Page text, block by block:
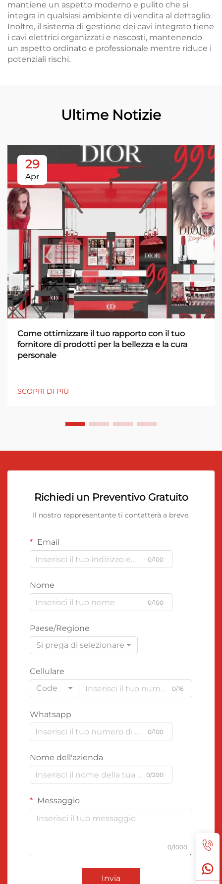
mantiene un aspetto moderno e pulito che si
integra in qualsiasi ambiente di vendita al dettaglio.
Inoltre, il sistema di gestione dei cavi integrato tiene
i cavi elettrici organizzati e nascosti, mantenendo
un aspetto ordinato e professionale mentre riduce i
potenziali rischi.
Ultime Notizie
29
Apr
Come ottimizzare il tuo rapporto con il tuo
fornitore di prodotti per la bellezza e la cura
personale
SCOPRI DI PIÙ
Richiedi un Preventivo Gratuito
Il nostro rappresentante ti contatterà a breve.
Email
0/100
Nome
0/100
Paese/Regione
Si prega di selezionare
Cellulare
Code
0/16
Whatsapp
0/100
Nome dell'azienda
0/200
Messaggio
0/1000
Invia